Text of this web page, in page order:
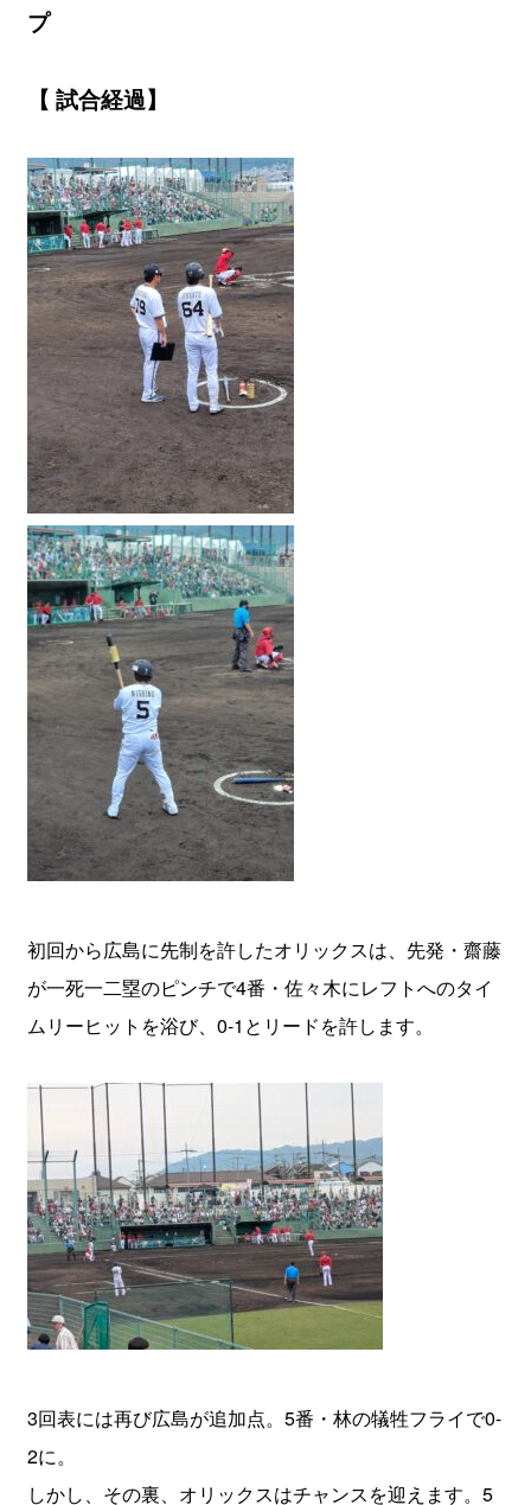
プ
【 試合経過】
初回から広島に先制を許したオリックスは、先発・齋藤
が一死一二塁のピンチで4番・佐々木にレフトへのタイ
ムリーヒットを浴び、0-1とリードを許します。
3回表には再び広島が追加点。5番・林の犠牲フライで0-
2に。
しかし、その裏、オリックスはチャンスを迎えます。5